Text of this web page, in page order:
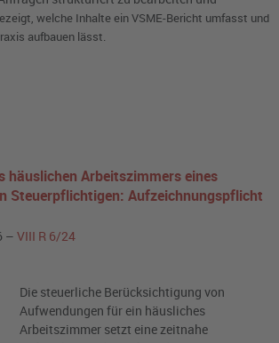
welche Inhalte ein VSME-Bericht umfasst und
aufbauen lässt.
häuslichen Arbeitszimmers eines
Steuerpflichtigen: Aufzeichnungspflicht
–VIII R 6/24
Die steuerliche Berücksichtigung von
Aufwendungen für ein häusliches
Arbeitszimmer setzt eine zeitnahe